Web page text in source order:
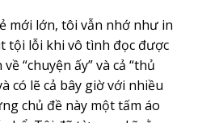
mới lớn, tôi vẫn nhớ như in
tội lỗi khi vô tình đọc được
“chuyện ấy” và cả “thủ
có lẽ cả bây giờ với nhiều
chủ đề này một tấm áo